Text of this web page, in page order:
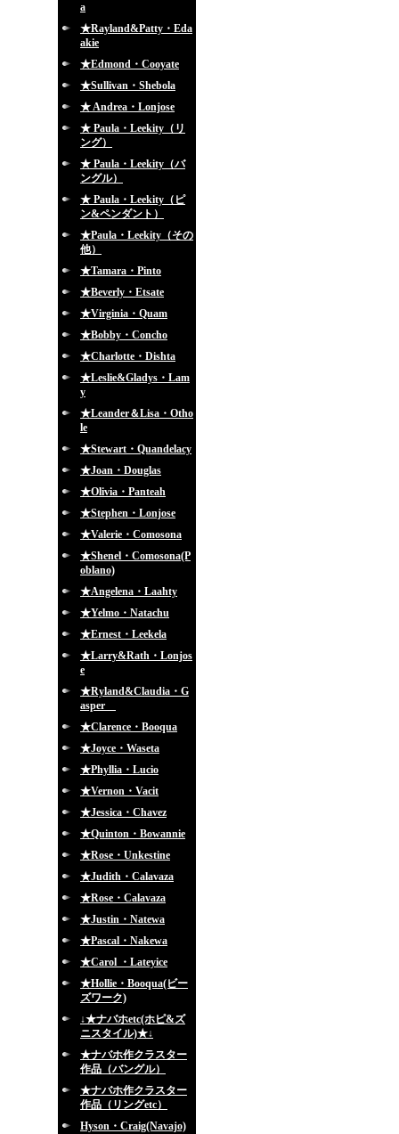
a
★Rayland&Patty・Eda
akie
★Edmond・Cooyate
★Sullivan・Shebola
★ Andrea・Lonjose
★ Paula・Leekity（リ
ング）
★ Paula・Leekity（バ
ングル）
★ Paula・Leekity（ピ
ン&ペンダント）
★Paula・Leekity（その
他）
★Tamara・Pinto
★Beverly・Etsate
★Virginia・Quam
★Bobby・Concho
★Charlotte・Dishta
★Leslie&Gladys・Lam
y
★Leander＆Lisa・Otho
le
★Stewart・Quandelacy
★Joan・Douglas
★Olivia・Panteah
★Stephen・Lonjose
★Valerie・Comosona
★Shenel・Comosona(P
oblano)
★Angelena・Laahty
★Yelmo・Natachu
★Ernest・Leekela
★Larry&Rath・Lonjos
e
★Ryland&Claudia・G
asper
★Clarence・Booqua
★Joyce・Waseta
★Phyllia・Lucio
★Vernon・Vacit
★Jessica・Chavez
★Quinton・Bowannie
★Rose・Unkestine
★Judith・Calavaza
★Rose・Calavaza
★Justin・Natewa
★Pascal・Nakewa
★Carol ・Lateyice
★Hollie・Booqua(ビー
ズワーク)
↓★ナバホetc(ホピ&ズ
ニスタイル)★↓
★ナバホ作クラスター
作品（バングル）
★ナバホ作クラスター
作品（リングetc）
Hyson・Craig(Navajo)